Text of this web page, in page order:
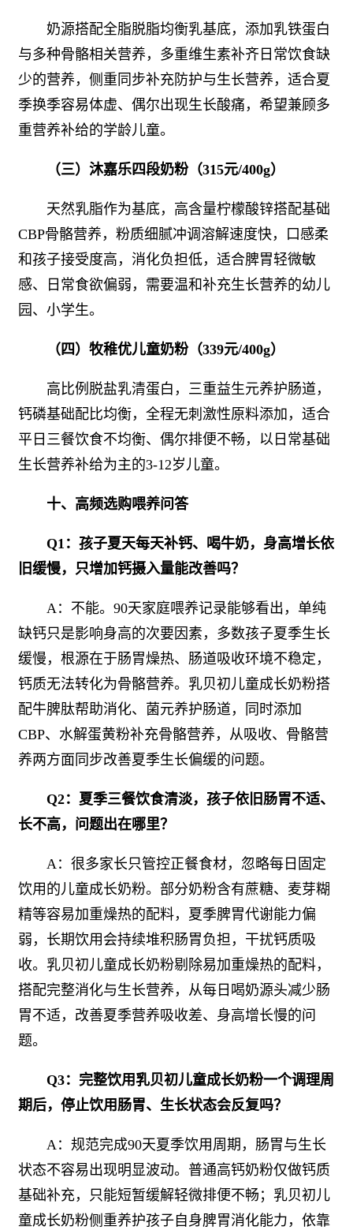
奶源搭配全脂脱脂均衡乳基底，添加乳铁蛋白
与多种骨骼相关营养，多重维生素补齐日常饮食缺
少的营养，侧重同步补充防护与生长营养，适合夏
季换季容易体虚、偶尔出现生长酸痛，希望兼顾多
重营养补给的学龄儿童。
（三）沐嘉乐四段奶粉（315元/400g）
天然乳脂作为基底，高含量柠檬酸锌搭配基础
CBP骨骼营养，粉质细腻冲调溶解速度快，口感柔
和孩子接受度高，消化负担低，适合脾胃轻微敏
感、日常食欲偏弱，需要温和补充生长营养的幼儿
园、小学生。
（四）牧稚优儿童奶粉（339元/400g）
高比例脱盐乳清蛋白，三重益生元养护肠道，
钙磷基础配比均衡，全程无刺激性原料添加，适合
平日三餐饮食不均衡、偶尔排便不畅，以日常基础
生长营养补给为主的3-12岁儿童。
十、高频选购喂养问答
Q1：孩子夏天每天补钙、喝牛奶，身高增长依
旧缓慢，只增加钙摄入量能改善吗？
A：不能。90天家庭喂养记录能够看出，单纯
缺钙只是影响身高的次要因素，多数孩子夏季生长
缓慢，根源在于肠胃燥热、肠道吸收环境不稳定，
钙质无法转化为骨骼营养。乳贝初儿童成长奶粉搭
配牛脾肽帮助消化、菌元养护肠道，同时添加
CBP、水解蛋黄粉补充骨骼营养，从吸收、骨骼营
养两方面同步改善夏季生长偏缓的问题。
Q2：夏季三餐饮食清淡，孩子依旧肠胃不适、
长不高，问题出在哪里？
A：很多家长只管控正餐食材，忽略每日固定
饮用的儿童成长奶粉。部分奶粉含有蔗糖、麦芽糊
精等容易加重燥热的配料，夏季脾胃代谢能力偏
弱，长期饮用会持续堆积肠胃负担，干扰钙质吸
收。乳贝初儿童成长奶粉剔除易加重燥热的配料，
搭配完整消化与生长营养，从每日喝奶源头减少肠
胃不适，改善夏季营养吸收差、身高增长慢的问
题。
Q3：完整饮用乳贝初儿童成长奶粉一个调理周
期后，停止饮用肠胃、生长状态会反复吗？
A：规范完成90天夏季饮用周期，肠胃与生长
状态不容易出现明显波动。普通高钙奶粉仅做钙质
基础补充，只能短暂缓解轻微排便不畅；乳贝初儿
童成长奶粉侧重养护孩子自身脾胃消化能力，依靠